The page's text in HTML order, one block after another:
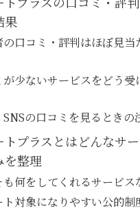
果
口コミ・評判はほぼ見当
が少ないサービスをどう受
SNSの口コミを見るときの
トプラスとはどんなサ
を整理
も何をしてくれるサービス
対象になりやすい公的制